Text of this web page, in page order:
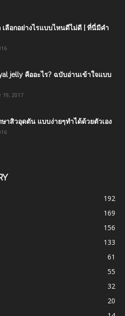
เลือกอย่างไรแบบไหนดีไม่ดี [ ที่นี่มีคำ
jelly คืออะไร? ฉบับอ่านเข้าใจแบบ
2017
าสิวอุดตัน แบบง่ายๆทำได้ด้วยตัวเอง
192
169
156
133
61
55
32
20